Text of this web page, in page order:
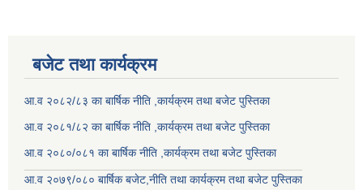
बजेट तथा कार्यक्रम
आ.व २०८२/८३ का बार्षिक नीति ,कार्यक्रम तथा बजेट पुस्तिका
आ.व २०८१/८२ का बार्षिक नीति ,कार्यक्रम तथा बजेट पुस्तिका
आ.व २०८०/०८१ का बार्षिक नीति ,कार्यक्रम तथा बजेट पुस्तिका
आ.व २०७९/०८० बार्षिक बजेट,नीति तथा कार्यक्रम तथा बजेट पुस्तिका